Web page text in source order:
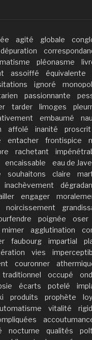
agité globale
dépuration
pléonasme
assoiffé équivalente
ignoré
passionnante
tarder limoges
embaumé
affolé inanité proscrit
entacher frontispice
rachetant
encaissable eau de
souhaitons claire
inachèvement
engager
noircissement
poignée oser
mimer agglutination
faubourg impartial
vies
couronner
traditionnel occupé
écarts potelé
produits prophète
vitalité
nocturne qualités